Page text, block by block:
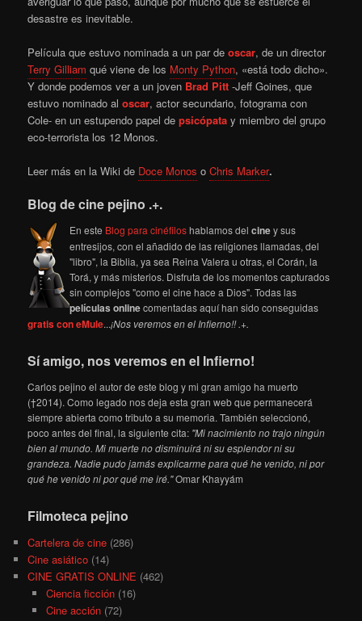
desastre es inevitable.
Película que estuvo nominada a un par deoscar, de un director
Terry Gilliam qué viene de los Monty Python, «está todo dicho».
Y donde podemos ver a un joven Brad Pitt -Jeff Goines, que
estuvo nominado aloscar, actor secundario, fotograma con
Cole- en un estupendo papel depsicópata y miembro del grupo
eco-terrorista los 12 Monos.
Leer más en la Wiki de Doce Monos oChris Marker.
Blog de cine pejino .+.
En este Blog para cinéfiloshablamos delciney sus
entresijos, con el añadido de las religiones llamadas, del
"libro", la Biblia, ya sea Reina Valera u otras, el Corán, la
Torá, y más misterios. Disfruta de los momentos capturados
sin complejos "como el cine hace a Dios". Todas las
películas onlinecomentadas aquí han sido conseguidas
gratis con eMule...¡Nos veremos en el Infierno!! .+.
Sí amigo, nos veremos en el Infierno!
Carlos pejino el autor de este blog y mi gran amigo ha muerto
(†2014). Como legado nos deja esta gran web que permanecerá
siempre abierta como tributo a su memoria. También seleccionó,
poco antes del final, la siguiente cita: "Mi nacimiento no trajo ningún
bien al mundo. Mi muerte no disminuirá ni su esplendor ni su
grandeza. Nadie pudo jamás explicarme para qué he venido, ni por
qué he venido ni por qué me iré."Omar Khayyám
Filmoteca pejino
Cartelera de cine (286)
Cine asiático (14)
CINE GRATIS ONLINE (462)
Ciencia ficción(16)
Cine acción(72)